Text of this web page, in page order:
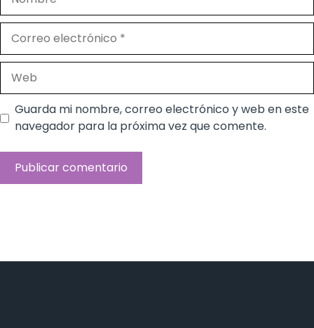
electrónico
Guarda mi nombre, correo electrónico y web en este
navegador para la próxima vez que comente.